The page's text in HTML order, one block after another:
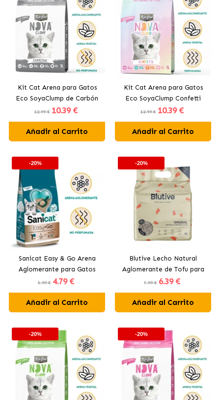
Kit Cat Arena para Gatos
Eco SoyaClump de Carbón
12.99 € 10.39 €
Añadir al Carrito
Kit Cat Arena para Gatos
Eco SoyaClump Confetti
12.99 € 10.39 €
Añadir al Carrito
-20%
Sanicat Easy & Go Arena
Aglomerante para Gatos
5.99 € 4.79 €
Añadir al Carrito
-20%
Blutive Lecho Natural
Aglomerante de Tofu para
Gatos
7.99 € 6.39 €
Añadir al Carrito
-20% -20%